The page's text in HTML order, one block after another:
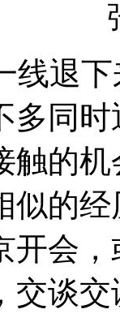
线退
多同
触的
似的
开会
交谈